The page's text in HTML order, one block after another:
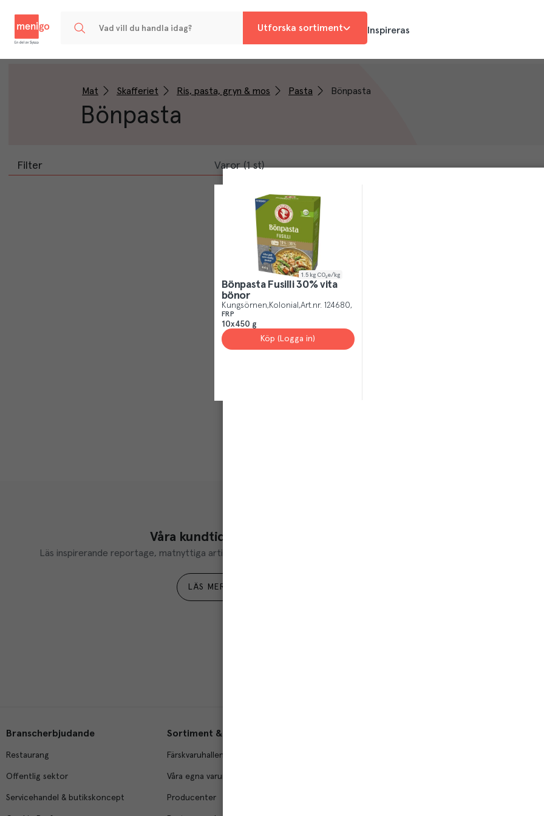
Utforska sortiment Inspireras
Mat Skafferiet Ris, pasta, gryn & mos Pasta Bönpasta
Bönpasta
Varor (1 st)
1.5 kg CO₂e/kg
Bönpasta Fusilli 30% vita
bönor
Kungsörnen Kolonial Art.nr. 124680
FRP
10x450 g
Köp (Logga in)
Filter
Våra kundtidningar
Läs inspirerande reportage, matnyttiga artiklar och ta del av aktuella kampanjer.
LÄS MER
Du som är Menigo-
Branscherbjudande
Restaurang
Offentlig sektor
Servicehandel & butikskoncept
Sortiment & tjänster
Färskvaruhallen
Våra egna varumärken
Producenter